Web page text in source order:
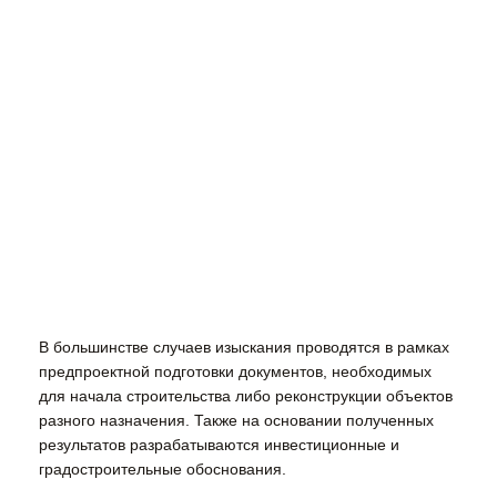
В большинстве случаев изыскания проводятся в рамках
предпроектной подготовки документов, необходимых
для начала строительства либо реконструкции объектов
разного назначения. Также на основании полученных
результатов разрабатываются инвестиционные и
градостроительные обоснования.